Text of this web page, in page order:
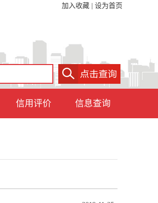
加入收藏 设为首页
信用评价 信息查询